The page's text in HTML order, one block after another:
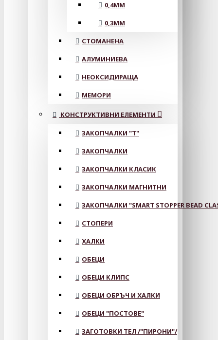
0,4MM
0,3MM
СТОМАНЕНА
АЛУМИНИЕВА
НЕОКСИДИРАЩА
МЕМОРИ
КОНСТРУКТИВНИ ЕЛЕМЕНТИ
ЗАКОПЧАЛКИ "Т"
ЗАКОПЧАЛКИ
ЗАКОПЧАЛКИ КЛАСИК
ЗАКОПЧАЛКИ МАГНИТНИ
ЗАКОПЧАЛКИ "SMART STOPPER BEAD
СТОПЕРИ
ХАЛКИ
ОБЕЦИ
ОБЕЦИ КЛИПС
ОБЕЦИ ОБРЪЧ И ХАЛКИ
ОБЕЦИ "ПОСТОВЕ"
ЗАГОТОВКИ ТЕЛ /"ПИРОНИ"/